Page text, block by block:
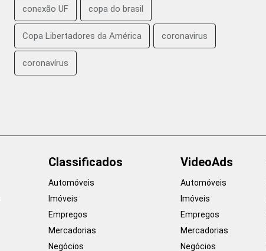
conexão UF copa do brasil
Copa Libertadores da América coronavirus
coronavírus
Classificados
Automóveis
Imóveis
Empregos
Mercadorias
Negócios
VideoAds
Automóveis
Imóveis
Empregos
Mercadorias
Negócios